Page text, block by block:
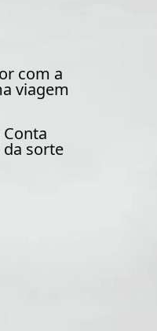
com a
viagem
sorte